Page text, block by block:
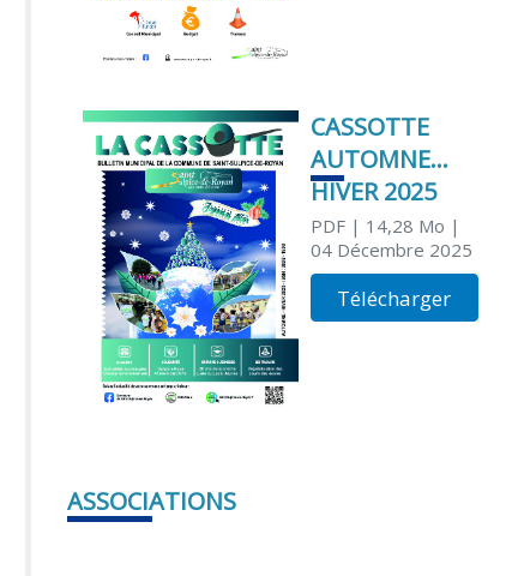
CASSOTTE
AUTOMNE
HIVER 2025
PDF| 14,28 Mo |
04 Décembre 2025
Télécharger
ASSOCIATIONS